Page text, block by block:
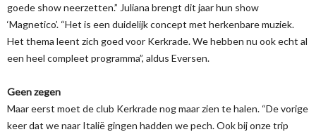
goede show neerzetten.” Juliana brengt dit jaar hun show
‘Magnetico’. “Het is een duidelijk concept met herkenbare muziek.
Het thema leent zich goed voor Kerkrade. We hebben nu ook echt al
een heel compleet programma”, aldus Eversen.
Geen zegen
Maar eerst moet de club Kerkrade nog maar zien te halen. “De vorige
keer dat we naar Italië gingen hadden we pech. Ook bij onze trip